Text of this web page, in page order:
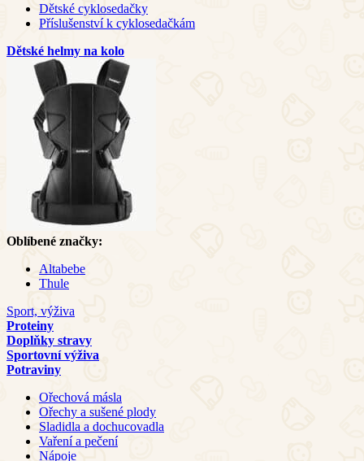
Dětské cyklosedačky
Příslušenství k cyklosedačkám
Dětské helmy na kolo
Oblíbené značky:
Altabebe
Thule
Sport, výživa
Proteiny
Doplňky stravy
Sportovní výživa
Potraviny
Ořechová másla
Ořechy a sušené plody
Sladidla a dochucovadla
Vaření a pečení
Nápoje